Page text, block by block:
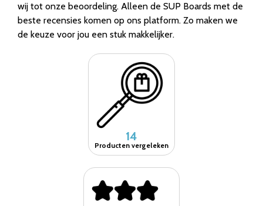
wij tot onze beoordeling. Alleen de SUP Boards met de
beste recensies komen op ons platform. Zo maken we
de keuze voor jou een stuk makkelijker.
14
Producten vergeleken